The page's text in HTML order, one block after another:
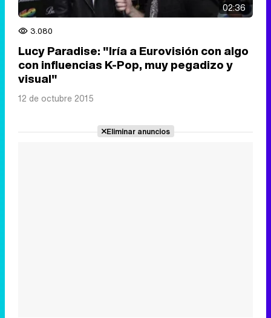
02:36
3.080
Lucy Paradise: "Iría a Eurovisión con algo
con influencias K-Pop, muy pegadizo y
visual"
12 de octubre 2015
Eliminar anuncios